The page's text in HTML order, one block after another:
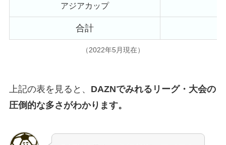
アジアカップ
合計
（2022年5月現在）
上記の表を見ると、 DAZNでみれるリーグ・大会の
圧倒的な多さがわかります。